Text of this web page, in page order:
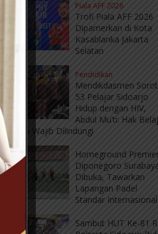
Piala AFF 2026
Trofi Piala AFF 2026
Dipamerkan di Kota
Kasablanka Jakarta
Selatan
Pendidikan
Mendikdasmen
53 Pelajar Sidoarjo
Hidup dengan HIV,
Abdul Mu’ti: Hak
Mereka Wajib Dilindungi
Homeground
Diponegoro
Dibuka, Tawarkan
Lapangan Padel
Standar Internasional
Sambut HUT Ke-81